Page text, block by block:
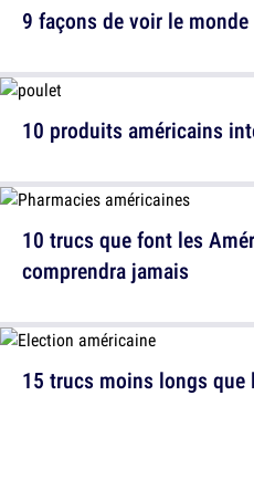
10 produits américains
15 trucs moins longs que
9 façons de voir le
10 trucs que font les
comprendra jamais